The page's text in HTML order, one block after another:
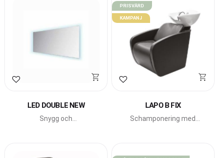
Lägg till i favoriter
LED DOUBLE NEW
Snygg och
Lägg till i favoriter
LAPO B FIX
Schamponering med
PRISVÄRD
KAMPANJ